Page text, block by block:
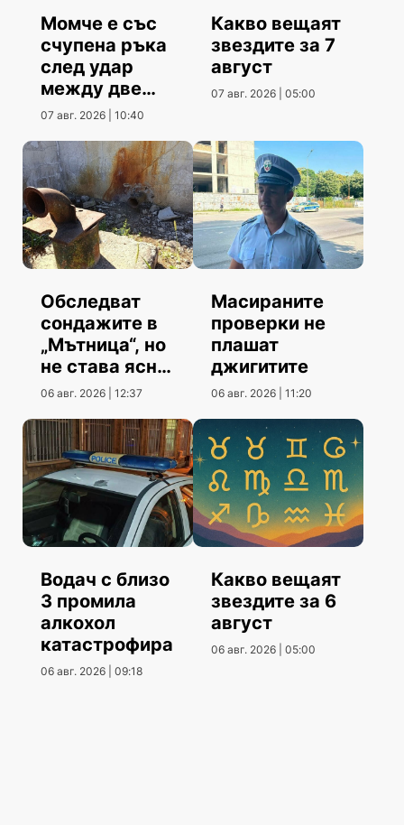
Момче е със
счупена ръка
след удар
между две
коли
07 авг. 2026 | 10:40
Какво вещаят
звездите за 7
август
07 авг. 2026 | 05:00
Обследват
сондажите в
„Мътница“, но
не става ясно
кога
06 авг. 2026 | 12:37
Масираните
проверки не
плашат
джигитите
06 авг. 2026 | 11:20
Водач с близо
3 промила
алкохол
катастрофира
06 авг. 2026 | 09:18
Какво вещаят
звездите за 6
август
06 авг. 2026 | 05:00